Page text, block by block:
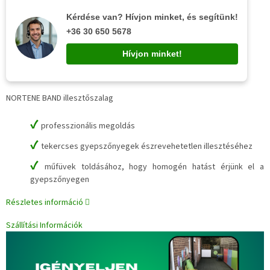
Kérdése van? Hívjon minket, és segítünk!
+36 30 650 5678
Hívjon minket!
NORTENE BAND illesztőszalag
✔ professzionális megoldás
✔ tekercses gyepszőnyegek észrevehetetlen illesztéséhez
✔ műfüvek toldásához, hogy homogén hatást érjünk el a
gyepszőnyegen
Részletes információ
Szállítási Információk